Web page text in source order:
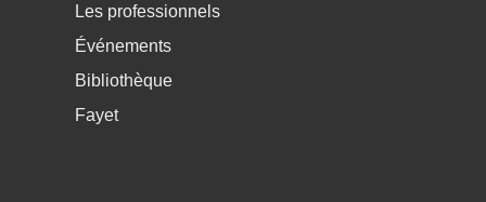
Les professionnels
Événements
Bibliothèque
Fayet